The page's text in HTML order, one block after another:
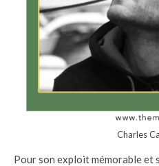
Charles
Pour son exploit mémorable et